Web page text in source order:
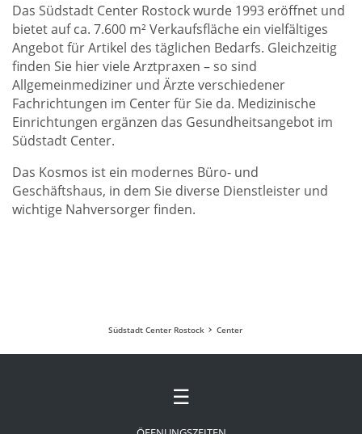
Das Südstadt Center Rostock wurde 1993 eröffnet und
bietet auf ca. 7.600 m² Verkaufsfläche ein vielfältiges
Angebot für Artikel des täglichen Bedarfs. Gleichzeitig
finden Sie hier viele Arztpraxen – so sind
Allgemeinmediziner und Ärzte verschiedener
Fachrichtungen im Center für Sie da. Medizinische
Einrichtungen ergänzen das Gesundheitsangebot im
Südstadt Center.
Das Kosmos ist ein modernes Büro- und
Geschäftshaus, in dem Sie diverse Dienstleister und
wichtige Nahversorger finden.
Südstadt Center Rostock Center
☰